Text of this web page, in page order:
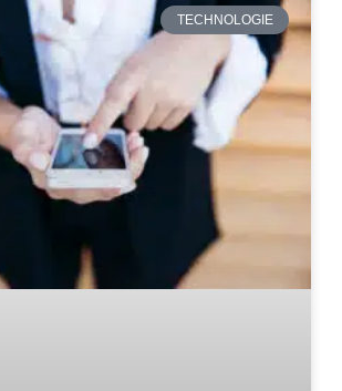
TECHNOLOGIE